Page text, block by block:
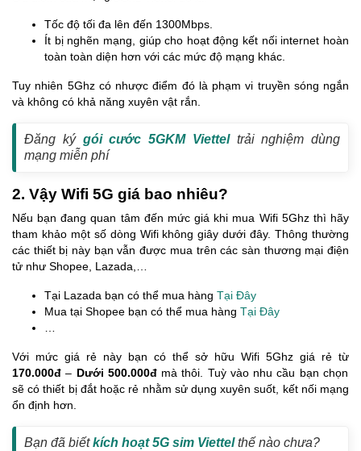
Tốc độ tối đa lên đến 1300Mbps.
Ít bị nghẽn mạng, giúp cho hoạt động kết nối internet hoàn
toàn toàn diện hơn với các mức độ mạng khác.
Tuy nhiên 5Ghz có nhược điểm đó là phạm vi truyền sóng ngắn
và không có khả năng xuyên vật rắn.
Đăng ký gói cước 5GKM Vietteltrải nghiệm dùng
mạng miễn phí
2. Vậy Wifi 5G giá bao nhiêu?
Nếu bạn đang quan tâm đến mức giá khi mua Wifi 5Ghz thì hãy
tham khảo một số dòng Wifi không giây dưới đây. Thông thường
các thiết bị này bạn vẫn được mua trên các sàn thương mại điện
tử như Shopee, Lazada,…
Tại Lazada bạn có thể mua hàng Tại Đây
Mua tại Shopee bạn có thể mua hàng Tại Đây
…
Với mức giá rẻ này bạn có thể sở hữu Wifi 5Ghz giá rẻ từ
170.000đ – Dưới 500.000đmà thôi. Tuỳ vào nhu cầu bạn chọn
sẽ có thiết bị đắt hoặc rẻ nhằm sử dụng xuyên suốt, kết nối mạng
ổn định hơn.
Bạn đã biếtkích hoạt 5G sim Viettelthế nào chưa?